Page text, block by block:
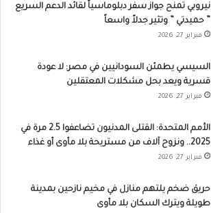
نيروبي تمنح جواز سفر دبلوماسياً لقائد الدعم السريع
” حميدتي ” وتثير جدلاً واسعاً
فبراير 27, 2026
السيسي يطمئن السودانيين في مصر: لا عودة
قسرية ويعد بحل مشكلات المعتقلين
فبراير 27, 2026
الأمم المتحدة: القتلى المدنيون تضاعفوا 2.5 مرة في
2025.. ونزوح آلاف من مستريحة بلا مأوى أو غذاء
فبراير 27, 2026
حريق ضخم يلتهم منازل في مخيم نازحين بمدينة
طويلة ويترك السكان بلا مأوى